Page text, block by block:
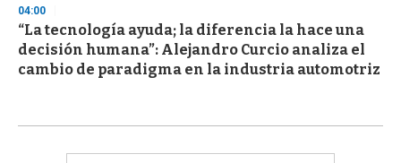
04:00
“La tecnología ayuda; la diferencia la hace una
decisión humana”: Alejandro Curcio analiza el
cambio de paradigma en la industria automotriz